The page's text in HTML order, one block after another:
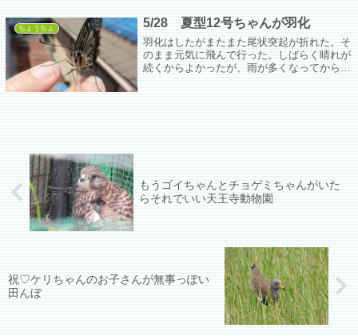
ちょうちょ 5/28 夏型12号ちゃんが羽化
羽化はしたがまたまた尾状突起が折れた。そ
のまま元気に飛んで行った。しばらく晴れが
続くからよかったが、雨が多くなってから羽
もうゴイちゃんとチョゲミちゃんがいた
らそれでいい天王寺動物園
祝♡ケリちゃんのお子さんが無事っぽい
田んぼ